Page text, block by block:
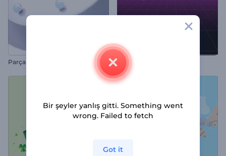
Parçalı Küre Logo Gösterimi 80'ler Retro Giriş Videosu
Bir şeyler yanlış gitti. Something went
wrong. Failed to fetch
Got it